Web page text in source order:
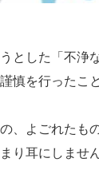
とした「不浄
慎を行ったこ
、よごれたも
り耳にしません